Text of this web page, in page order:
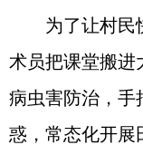
为了让村民
术员把课堂搬进
病虫害防治，手
惑，常态化开展